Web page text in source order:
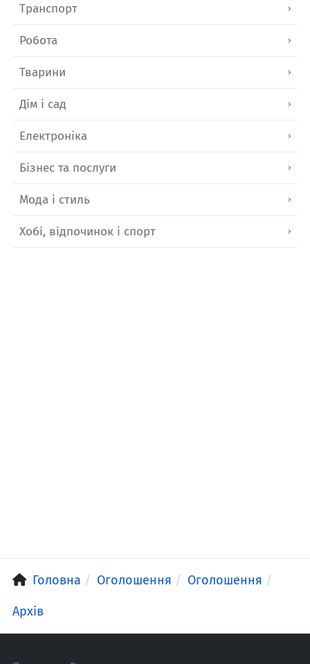
Транспорт
Робота
Тварини
Дім і сад
Електроніка
Бізнес та послуги
Мода і стиль
Хобі, відпочинок і спорт
Головна Оголошення Оголошення
Архів